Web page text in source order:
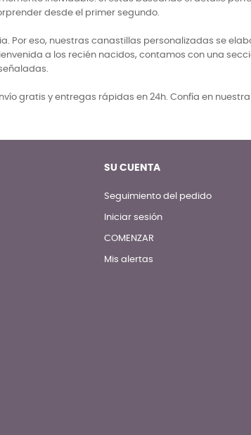
desde el primer segundo.
eso, nuestras canastillas personalizadas se
a los recién nacidos, contamos con una
gratis y entregas rápidas en 24h. Confía en
SU CUENTA
Seguimiento del pedido
Iniciar sesión
COMENZAR
Mis alertas